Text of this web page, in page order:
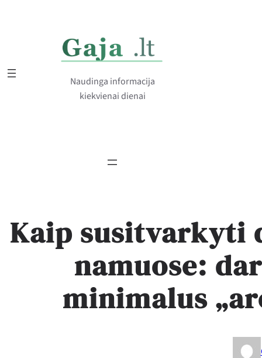
Naudinga informacija
kiekvienai dienai
Kaip susitvarkyti
namuose:
minimalus